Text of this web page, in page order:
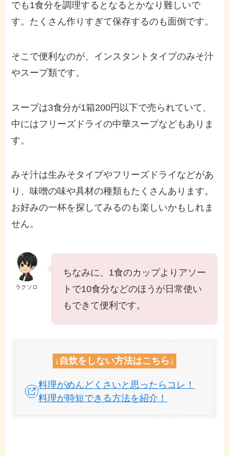
でも1食分を調理するとなるとかなり難しいで
す。たくさん作りすぎて保存するのも面倒です。
そこで便利なのが、インスタントタイプのみそ汁
やスープ類です。
スープは3食分が1箱200円以下で売られていて、
中にはフリーズドライの中華スープなどもありま
す。
みそ汁は生みそタイプやフリーズドライなどがあ
り、味噌の味や具材の種類もたくさんあります。
お好みの一杯を探してみるのも楽しいかもしれま
せん。
ラクソロ
ちなみに、1食のカップよりアソー
トで10食分などのほうが日常使い
もできて便利です。
↓ 自炊をしない方法はこちら↓
料理がめんどくさいと思ったらコレ！
料理が時短できる方法を紹介！